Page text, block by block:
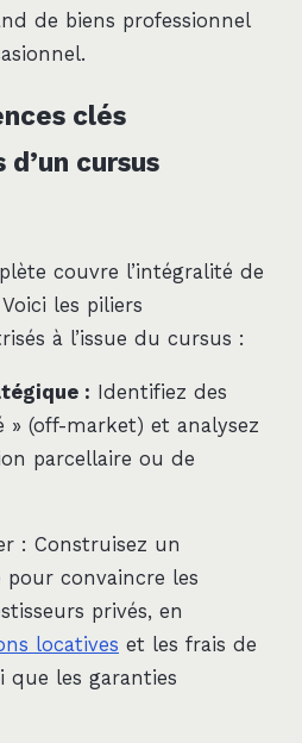
de biens professionnel
clés
cursus
couvre l’intégralité de
les piliers
à l’issue du cursus :
: Identifiez des
» (off-market) et analysez
parcellaire ou de
: Construisez un
pour convaincre les
privés, en
locatives et les frais de
que les garanties